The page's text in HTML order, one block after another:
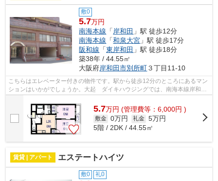
敷0
5.7万円
南海本線 「 岸和田 」駅 徒歩12分
南海本線 「和泉大宮 」駅 徒歩17分
阪和線 「東岸和田 」駅 徒歩18分
築38年 / 44.55㎡
大阪府岸和田市別所町３丁目11-10
こちらはエレベーター付きの物件です。駅から徒歩12分のところにあるマン
ションはいかがでしょうか。大起 ダイキハウジングでは、南海本線岸和田
を中心に数多くの不動産情報を取り扱...
5.7万円 (管理費等：6,000円 )
敷金 0万円 礼金 5万円
5階 / 2DK / 44.55㎡
賃貸 | アパート エステートハイツ
敷0 礼0